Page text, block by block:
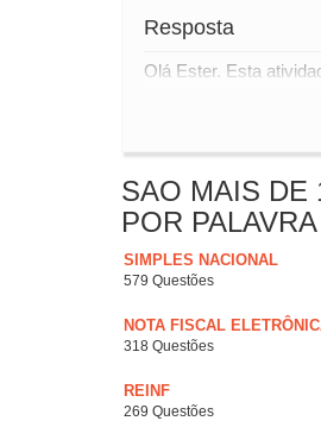
Resposta
Olá Ester. Esta
SAO MAIS DE
POR
SIMPLES NACIONAL
579 Questões
NOTA FISCAL
318 Questões
REINF
269 Questões